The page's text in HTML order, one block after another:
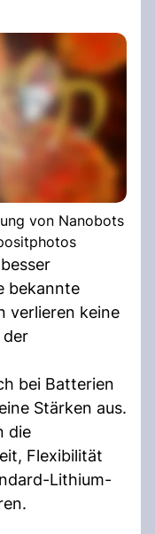
von Nanobots
bekannte
verlieren keine
der
bei Batterien
Stärken aus.
die
Flexibilität
Lithium-